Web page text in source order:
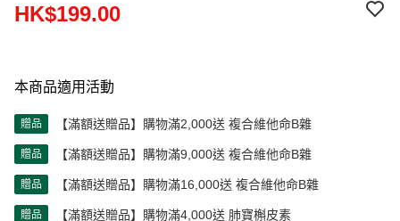
HK$199.00
本商品適用活動
贈品 【滿額送贈品】購物滿2,000送 複合維他命B雜
贈品 【滿額送贈品】購物滿9,000送 複合維他命B雜
贈品 【滿額送贈品】購物滿16,000送 複合維他命B雜
贈品 【滿額送贈品】購物滿4,000送 肺寶槲皮素